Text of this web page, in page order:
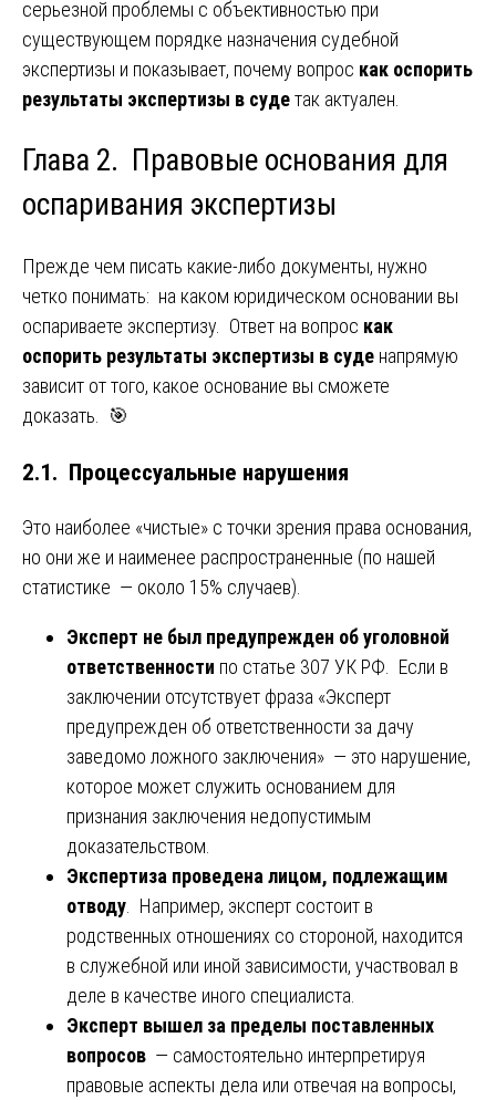
серьезной проблемы с объективностью при
существующем порядке назначения судебной
экспертизы и показывает, почему вопрос как оспорить
результаты экспертизы в судетак актуален.
Глава 2. Правовые основания для
оспаривания экспертизы
Прежде чем писать какие-либо документы, нужно
четко понимать: на каком юридическом основании вы
оспариваете экспертизу. Ответ на вопрос как
оспорить результаты экспертизы в суде напрямую
зависит от того, какое основание вы сможете
доказать. 🎯
2.1. Процессуальные нарушения
Это наиболее «чистые» с точки зрения права основания,
но они же и наименее распространенные (по нашей
статистике — около 15% случаев).
Эксперт не был предупрежден об уголовной
ответственности по статье 307 УК РФ. Если в
заключении отсутствует фраза «Эксперт
предупрежден об ответственности за дачу
заведомо ложного заключения» — это нарушение,
которое может служить основанием для
признания заключения недопустимым
доказательством.
Экспертиза проведена лицом, подлежащим
отводу . Например, эксперт состоит в
родственных отношениях со стороной, находится
в служебной или иной зависимости, участвовал в
деле в качестве иного специалиста.
Эксперт вышел за пределы поставленных
вопросов — самостоятельно интерпретируя
правовые аспекты дела или отвечая на вопросы,